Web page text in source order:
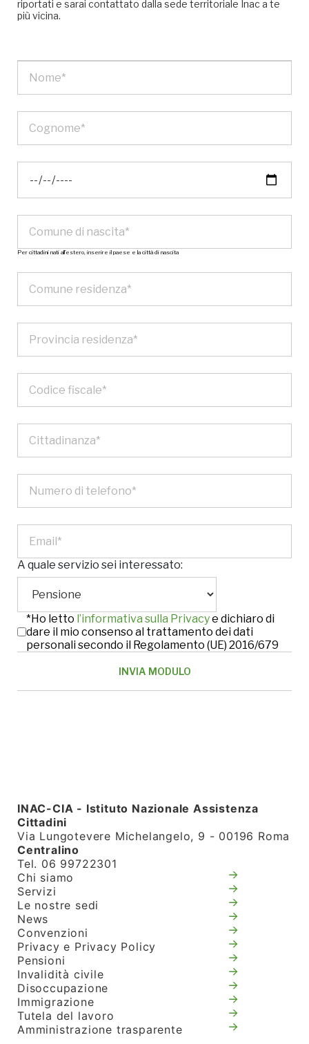
riportati e sarai contattato dalla sede territoriale Inac a te
più vicina.
Per cittadini nati all’estero, inserire il paese e la città di nascita
A quale servizio sei interessato:
*Ho letto l’informativa sulla Privacye dichiaro di
dare il mio consenso al trattamento dei dati
personali secondo il Regolamento (UE) 2016/679
INAC-CIA - Istituto Nazionale Assistenza
Cittadini
Via Lungotevere Michelangelo, 9 - 00196 Roma
Centralino
Tel. 06 99722301
Chi siamo
Servizi
Le nostre sedi
News
Convenzioni
Privacy e Privacy Policy
Pensioni
Invalidità civile
Disoccupazione
Immigrazione
Tutela del lavoro
Amministrazione trasparente